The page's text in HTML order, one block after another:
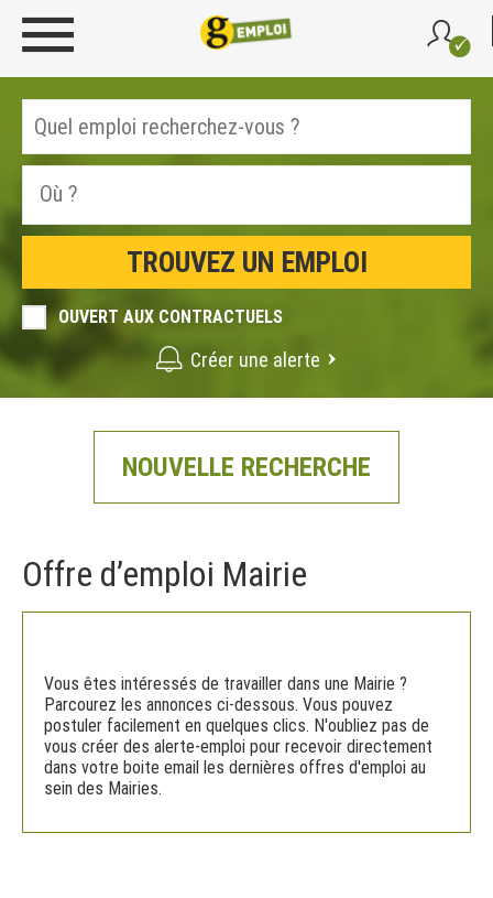
OUVERT AUX CONTRACTUELS
Créer une alerte
NOUVELLE RECHERCHE
Offre d’emploi Mairie
Vous êtes intéressés de travailler dans une Mairie ?
Parcourez les annonces ci-dessous. Vous pouvez
postuler facilement en quelques clics. N'oubliez pas de
vous créer des alerte-emploi pour recevoir directement
dans votre boite email les dernières offres d'emploi au
sein des Mairies.